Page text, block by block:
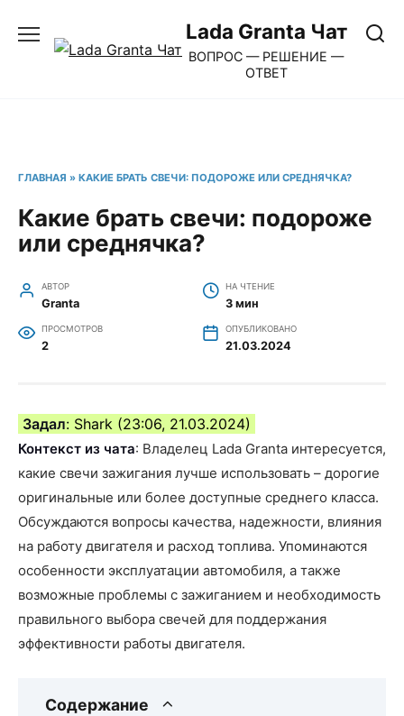
содержанию
Lada Granta Чат
ВОПРОС — РЕШЕНИЕ —
ОТВЕТ
ГЛАВНАЯ » КАКИЕ БРАТЬ СВЕЧИ: ПОДОРОЖЕ ИЛИ СРЕДНЯЧКА?
Какие брать свечи: подороже
или среднячка?
АВТОР
Granta
НА ЧТЕНИЕ
3 мин
ПРОСМОТРОВ
2
ОПУБЛИКОВАНО
21.03.2024
Задал: Shark (23:06, 21.03.2024)
Контекст из чата: Владелец Lada Granta интересуется,
какие свечи зажигания лучше использовать – дорогие
оригинальные или более доступные среднего класса.
Обсуждаются вопросы качества, надежности, влияния
на работу двигателя и расход топлива. Упоминаются
особенности эксплуатации автомобиля, а также
возможные проблемы с зажиганием и необходимость
правильного выбора свечей для поддержания
эффективности работы двигателя.
Содержание